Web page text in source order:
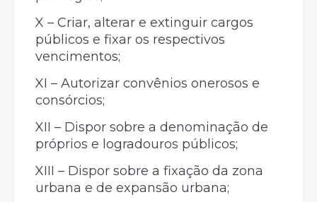
X – Criar, alterar e extinguir cargos
públicos e fixar os respectivos
vencimentos;
XI – Autorizar convênios onerosos e
consórcios;
XII – Dispor sobre a denominação de
próprios e logradouros públicos;
XIII – Dispor sobre a fixação da zona
urbana e de expansão urbana;